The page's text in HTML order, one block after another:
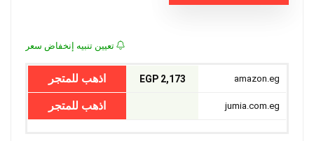
تعيين تنبيه إنخفاض سعر
2,173 EGP اذهب للمتجر
اذهب للمتجر